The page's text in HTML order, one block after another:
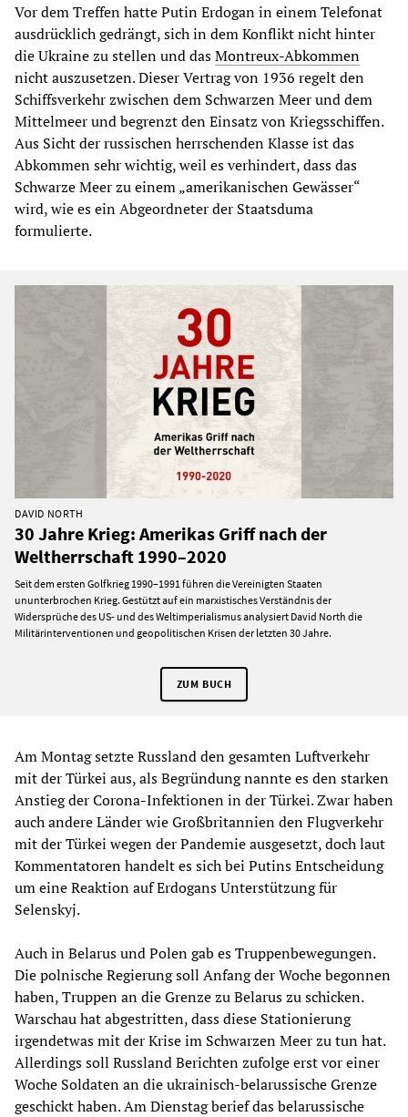
Vor dem Treffen hatte Putin Erdogan in einem Telefonat
ausdrücklich gedrängt, sich in dem Konflikt nicht hinter
die Ukraine zu stellen und dasMontreux-Abkommen
nicht auszusetzen. Dieser Vertrag von 1936 regelt den
Schiffsverkehr zwischen dem Schwarzen Meer und dem
Mittelmeer und begrenzt den Einsatz von Kriegsschiffen.
Aus Sicht der russischen herrschenden Klasse ist das
Abkommen sehr wichtig, weil es verhindert, dass das
Schwarze Meer zu einem „amerikanischen Gewässer“
wird, wie es ein Abgeordneter der Staatsduma
formulierte.
DAVID NORTH
30 Jahre Krieg: Amerikas Griff nach der
Weltherrschaft 1990–2020
Seit dem ersten Golfkrieg 1990–1991 führen die Vereinigten Staaten
ununterbrochen Krieg. Gestützt auf ein marxistisches Verständnis der
Widersprüche des US- und des Weltimperialismus analysiert David North die
Militärinterventionen und geopolitischen Krisen der letzten 30 Jahre.
ZUM BUCH
Am Montag setzte Russland den gesamten Luftverkehr
mit der Türkei aus, als Begründung nannte es den starken
Anstieg der Corona-Infektionen in der Türkei. Zwar haben
auch andere Länder wie Großbritannien den Flugverkehr
mit der Türkei wegen der Pandemie ausgesetzt, doch laut
Kommentatoren handelt es sich bei Putins Entscheidung
um eine Reaktion auf Erdogans Unterstützung für
Selenskyj.
Auch in Belarus und Polen gab es Truppenbewegungen.
Die polnische Regierung soll Anfang der Woche begonnen
haben, Truppen an die Grenze zu Belarus zu schicken.
Warschau hat abgestritten, dass diese Stationierung
irgendetwas mit der Krise im Schwarzen Meer zu tun hat.
Allerdings soll Russland Berichten zufolge erst vor einer
Woche Soldaten an die ukrainisch-belarussische Grenze
geschickt haben. Am Dienstag berief das belarussische